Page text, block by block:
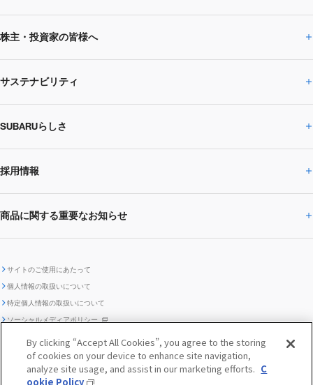
SUBARUのありたい姿
SUBARU 2025方針
事業所・関係会社
ニュースルームトップ
ニュースリリース
閉じる
株主・投資家の皆様へ
株主・投資家の皆様へトップ
企業・経営
IRライブラリー
株主・投資家サポート
IRカレンダー
ディスクロージャー
ポリシー
サステナビリティ
サステナビリティトップ
CEOサステナビリティ
環境
ガバナンス
編集方針 レポートライブラリー
SUBARUらしさ
SUBARUらしさトップ
SUBARUびと
SUBARUデザイン
「SUBARUらしさ」を
際立たせる技術
2.環境技術
『魔改造の夜』特設サイト
採用情報
採用情報トップ
SUBARU Lab採用（中途）
販売会社グループ採用 期間従業員採用
商品に関する重要なお知らせ
SUBARU ハイブリッド車 レスキュ
ー時の取扱い
自動車リサイクル リコール情報
サイトのご使用にあたって
個人情報の取扱いについて
特定個人情報の取扱いについて
ソーシャルメディアポリシー
お問い合わせ ／ よくあるご質問
クッキーポリシー
メディア
By clicking “Accept All Cookies”, you agree to the storing
of cookies on your device to enhance site navigation,
analyze site usage, and assist in our marketing efforts. C
ookie Policy